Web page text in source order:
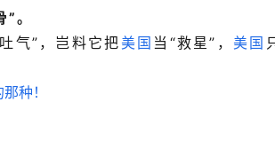
。
气”，岂料它把美国 当“救星”，美国